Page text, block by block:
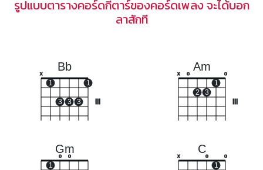
รูปแบบตารางคอร์ดกีตาร์ของคอร์ดเพลง จะได้บอก
ลาสักที
Bb
x
1
3 3 3
1
Am
x o
2 3
1
o
Gm
1
o o
C
x o
1
o